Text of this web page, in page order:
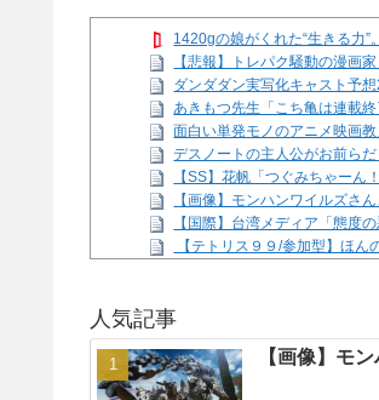
1420gの娘がくれた“生きる力”。
【悲報】トレパク騒動の漫画
ダンダダン実写化キャスト予
あきもつ先生「こち亀は連載
面白い単発モノのアニメ映画
デスノートの主人公がお前ら
【SS】花帆「つぐみちゃー
【画像】モンハンワイルズさ
【国際】台湾メディア「態度
【テトリス９９/参加型】ほん
Powered by livedoor 相互RSS
人気記事
【画像】モ